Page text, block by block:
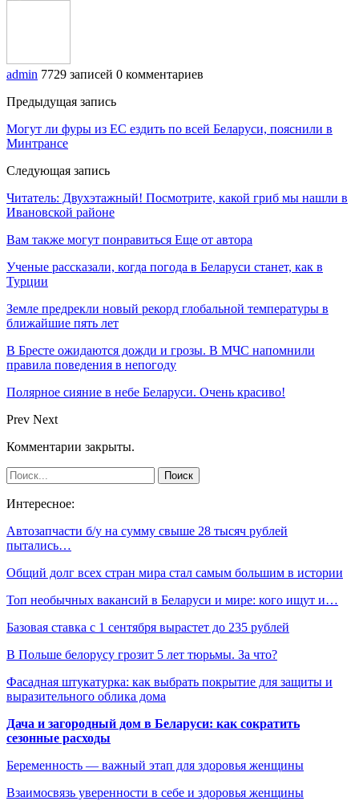
admin 7729 записей 0 комментариев
Предыдущая запись
Могут ли фуры из ЕС ездить по всей Беларуси, пояснили в
Минтрансе
Следующая запись
Читатель: Двухэтажный! Посмотрите, какой гриб мы нашли в
Ивановской районе
Вам также могут понравиться Еще от автора
Ученые рассказали, когда погода в Беларуси станет, как в
Турции
Земле предрекли новый рекорд глобальной температуры в
ближайшие пять лет
В Бресте ожидаются дожди и грозы. В МЧС напомнили
правила поведения в непогоду
Полярное сияние в небе Беларуси. Очень красиво!
Prev Next
Комментарии закрыты.
Интересное:
Автозапчасти б/у на сумму свыше 28 тысяч рублей
пытались…
Общий долг всех стран мира стал самым большим в истории
Топ необычных вакансий в Беларуси и мире: кого ищут и…
Базовая ставка с 1 сентября вырастет до 235 рублей
В Польше белорусу грозит 5 лет тюрьмы. За что?
Фасадная штукатурка: как выбрать покрытие для защиты и
выразительного облика дома
Дача и загородный дом в Беларуси: как сократить
сезонные расходы
Беременность — важный этап для здоровья женщины
Взаимосвязь уверенности в себе и здоровья женщины